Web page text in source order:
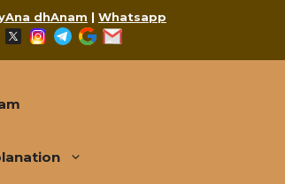
dhAnam | Whatsapp
Facebook
X Instagram
Telegram
Google